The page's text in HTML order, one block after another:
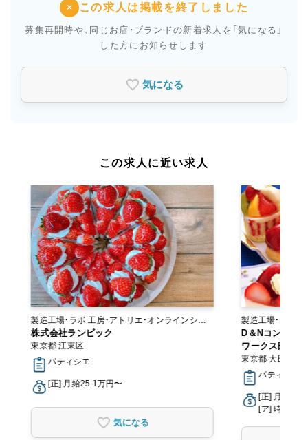
× この求人は掲載を終了しました
募集再開時や、同じお店・ブランドの新着求人を 「気になる」
した方にお知らせします
気になる
この求人に近い求人
製造工場・ラボ 工房・アトリエ・オンラインショ
ップ
株式会社ランビック
東京都 江東区
パティシエ
[正] 月給25.1万円〜
気になる
製造工場・ラボ
D＆Nコンフェ
ワークス田園調
東京都 大田区
パティシエ
[正] 月給
[ア] 時給